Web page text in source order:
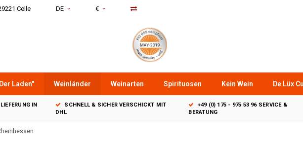
Celle DE €
Laden" Weinländer Weinarten Spirituosen Kein Wein De Lüx
IN
SCHNELL & SICHER VERSCHICKT MIT
DHL
+49 (0) 175 - 975 53 96 SERVICE &
BERATUNG